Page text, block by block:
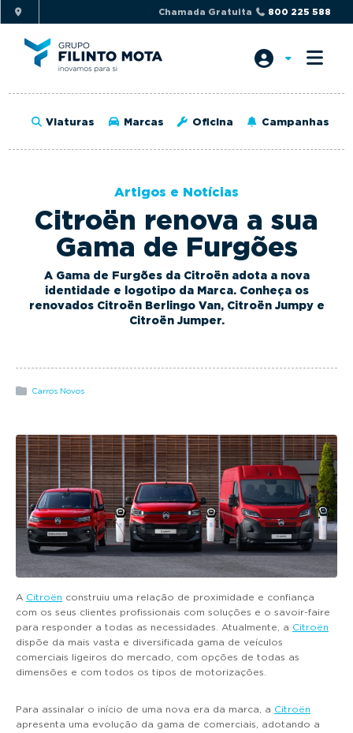
i
p
t
o
r
a
o
n
i
p
t
o
a
c
Chamada Gratuita 800 225 588
Viaturas Marcas Oficina Campanhas
Citroën renova a sua
Gama de Furgões
A Gama de Furgões da Citroën adota a nova
identidade e logotipo da Marca. Conheça os
renovados Citroën Berlingo Van, Citroën Jumpy e
Citroën Jumper.
Artigos e Notícias
Carros Novos
A Citroën construiu uma relação de proximidade e confiança
com os seus clientes profissionais com soluções e o savoir-faire
para responder a todas as necessidades. Atualmente, a Citroën
dispõe da mais vasta e diversificada gama de veículos
comerciais ligeiros do mercado, com opções de todas as
dimensões e com todos os tipos de motorizações.
Para assinalar o início de uma nova era da marca, a Citroën
apresenta uma evolução da gama de comerciais, adotando a